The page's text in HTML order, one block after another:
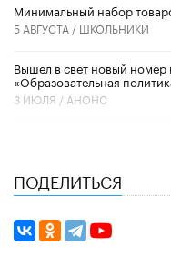
Минимальный набор
5 АВГУСТА / ШКОЛЬНИКИ
Вышел в свет новый номер
«Образовательная
3 ИЮЛЯ / АНОНС
ПОДЕЛИТЬСЯ